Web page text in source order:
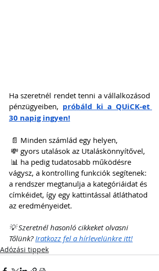
Ha szeretnél rendet tenni a vállalkozásod
pénzügyeiben, próbáld ki a QUiCK-et
30 napig ingyen!
📄 Minden számlád egy helyen,
💸 gyors utalások az Utaláskönnyítővel,
📊 ha pedig tudatosabb működésre
vágysz, a kontrolling funkciók segítenek:
a rendszer megtanulja a kategóriáidat és
címkéidet, így egy kattintással átláthatod
az eredményeidet.
💡 Szeretnél hasonló cikkeket olvasni
Tőlünk? Iratkozz fel a hírlevelünkre itt!
Adózási tippek